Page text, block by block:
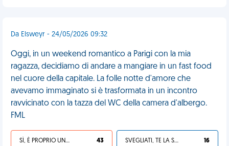
Da Elsweyr - 24/05/2026 09:32
Oggi, in un weekend romantico a Parigi con la mia
ragazza, decidiamo di andare a mangiare in un fast food
nel cuore della capitale. La folle notte d'amore che
avevamo immaginato si è trasformata in un incontro
ravvicinato con la tazza del WC della camera d'albergo.
FML
SÌ, È PROPRIO UNA VDM! 43 SVEGLIATI, TE LA SEI CERCATA! 16